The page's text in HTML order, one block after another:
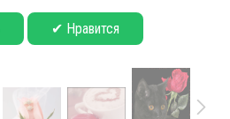
✔ Нравится